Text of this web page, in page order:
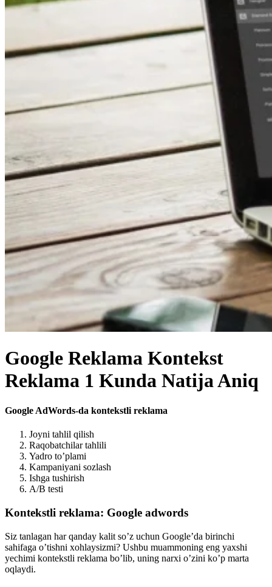
Google Reklama Kontekst
Reklama 1 Kunda Natija Aniq
Google AdWords-da kontekstli reklama
Joyni tahlil qilish
Raqobatchilar tahlili
Yadro to’plami
Kampaniyani sozlash
Ishga tushirish
A/B testi
Kontekstli reklama: Google adwords
Siz tanlagan har qanday kalit so’z uchun Google’da birinchi
sahifaga o’tishni xohlaysizmi? Ushbu muammoning eng yaxshi
yechimi kontekstli reklama bo’lib, uning narxi o’zini ko’p marta
oqlaydi.